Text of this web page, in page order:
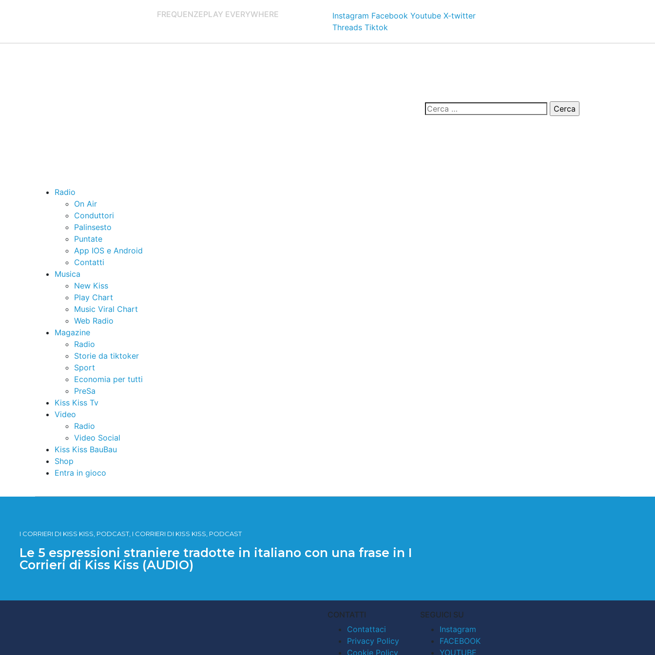
FREQUENZEPLAY EVERYWHERE Instagram Facebook Youtube X-twitter
Threads Tiktok
Radio
On Air
Conduttori
Palinsesto
Puntate
App IOS e Android
Contatti
Musica
New Kiss
Play Chart
Music Viral Chart
Web Radio
Magazine
Radio
Storie da tiktoker
Sport
Economia per tutti
PreSa
Kiss Kiss Tv
Video
Radio
Video Social
Kiss Kiss BauBau
Shop
Entra in gioco
I CORRIERI DI KISS KISS, PODCAST, I CORRIERI DI KISS KISS, PODCAST
Le 5 espressioni straniere tradotte in italiano con una frase in I
Corrieri di Kiss Kiss (AUDIO)
CONTATTI
Contattaci
Privacy Policy
Cookie Policy
SEGUICI SU
Instagram
FACEBOOK
YOUTUBE